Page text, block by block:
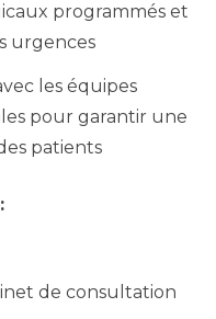
programmés et
urgences
les équipes
pour garantir une
patients
de consultation